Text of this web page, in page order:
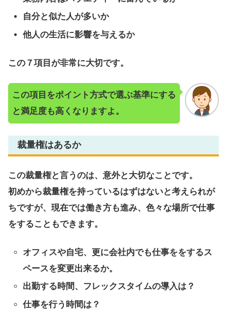
自分と似た人が多いか
他人の生活に影響を与えるか
この７項目が非常に大切です。
この項目をポイント方式で選ぶ基準にする
と満足度も高くなりますよ。
裁量権はあるか
この裁量権と言うのは、意外と大切なことです。
初めから裁量権を持っているはずはないと考えられが
ちですが、現在では働き方も進み、色々な場所で仕事
をすることもできます。
オフィスや自宅、更に会社内でも仕事ををするス
ペースを変更出来るか。
出勤する時間、フレックスタイムの導入は？
仕事を行う時間は？